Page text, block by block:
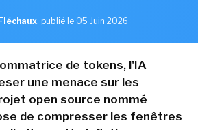
, publié le 05 Juin 2026
de tokens, l'IA
une menace sur les
open source nommé
de compresser les fenêtres